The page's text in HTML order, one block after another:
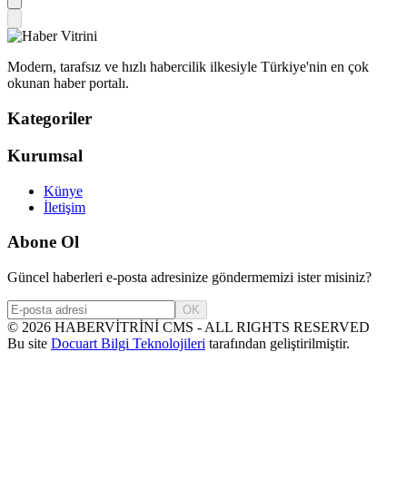
Modern, tarafsız ve hızlı habercilik ilkesiyle Türkiye'nin en çok
okunan haber portalı.
Kategoriler
Kurumsal
Künye
İletişim
Abone Ol
Güncel haberleri e-posta adresinize göndermemizi ister misiniz?
OK
© 2026 HABERVİTRİNİ CMS - ALL RIGHTS RESERVED
Bu site Docuart Bilgi Teknolojileri tarafından geliştirilmiştir.